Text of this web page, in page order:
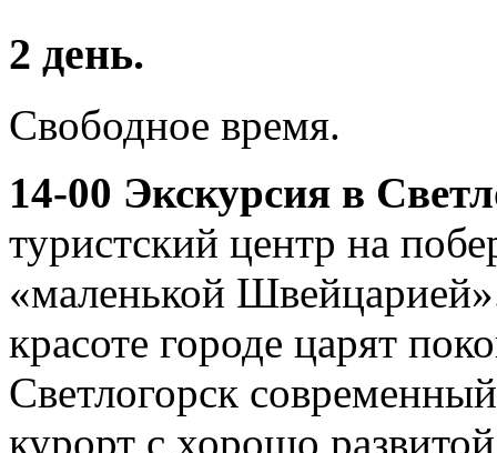
2 день.
Свободное время.
14-00 Экскурсия в
туристский центр на
«маленькой
красоте городе царят
Светлогорск
курорт с хорошо